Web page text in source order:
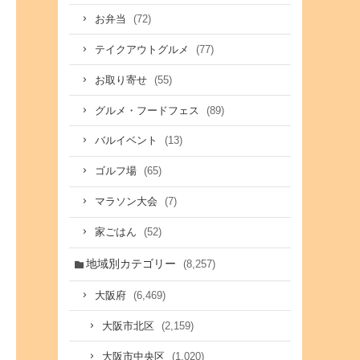
お弁当 (72)
テイクアウトグルメ (77)
お取り寄せ (55)
グルメ・フードフェス (89)
バルイベント (13)
ゴルフ場 (65)
マラソン大会 (7)
家ごはん (52)
地域別カテゴリー (8,257)
大阪府 (6,469)
大阪市北区 (2,159)
大阪市中央区 (1,020)